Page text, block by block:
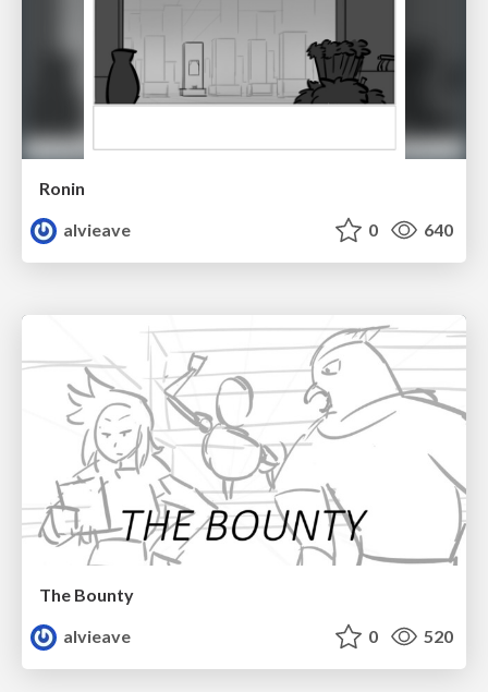
Ronin
alvieave
0 640
The Bounty
alvieave
0 520